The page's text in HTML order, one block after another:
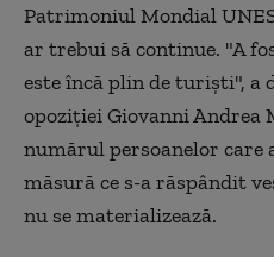
Patrimoniul Mondial
ar trebui să continue. "A
este încă plin de turişti", a
opoziţiei Giovanni Andrea
numărul persoanelor care
măsură ce s-a răspândit
nu se materializează.